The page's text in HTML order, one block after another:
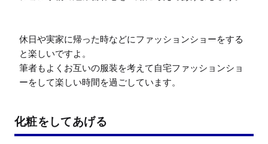
休日や実家に帰った時などにファッションショーをする
と楽しいですよ。
筆者もよくお互いの服装を考えて自宅ファッションショ
ーをして楽しい時間を過ごしています。
化粧をしてあげる